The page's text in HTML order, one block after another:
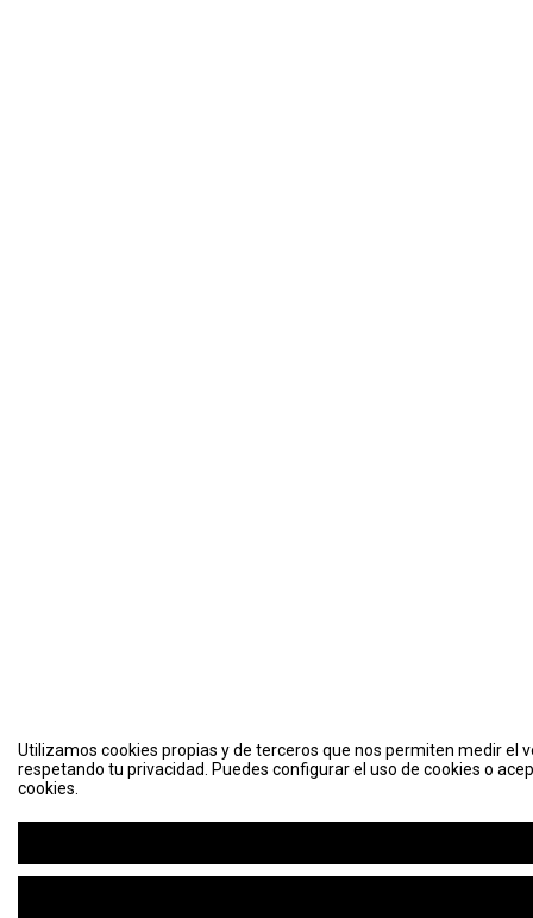
Utilizamos cookies propias y de terceros que nos permiten medir el
respetando tu privacidad. Puedes configurar el uso de cookies o
cookies.
Utilizamos cookies propias y de terceros que nos permiten medir el
respetando tu privacidad. Puedes configurar el uso de cookies o
cookies.